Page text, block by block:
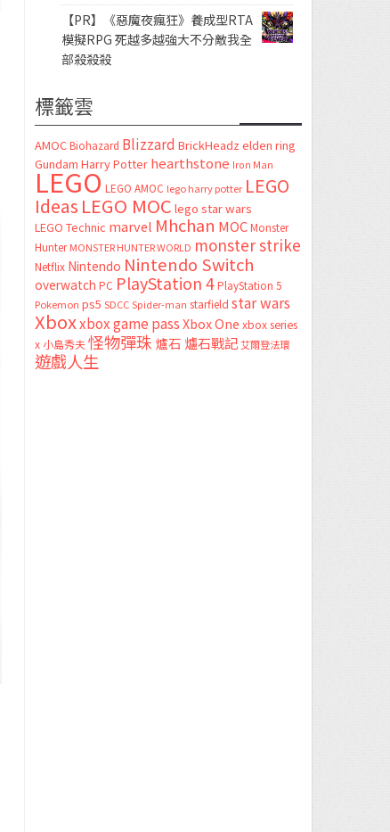
【PR】《惡魔夜瘋狂》養成型RTA
模擬RPG 死越多越強大不分敵我全
部殺殺殺
標籤雲
AMOC Biohazard Blizzard BrickHeadz elden ring
Gundam Harry Potter hearthstone Iron Man
LEGO LEGO AMOC lego harry potter LEGO
Ideas LEGO MOC lego star wars
LEGO Technic marvel Mhchan MOC Monster
Hunter MONSTER HUNTER WORLD monster strike
Netflix Nintendo Nintendo Switch
overwatch PC PlayStation 4 PlayStation 5
Pokemon ps5 SDCC Spider-man starfield star wars
Xboxxbox game passXbox One xbox series
x 小島秀夫怪物彈珠 爐石 爐石戰記艾爾登法環
遊戲人生